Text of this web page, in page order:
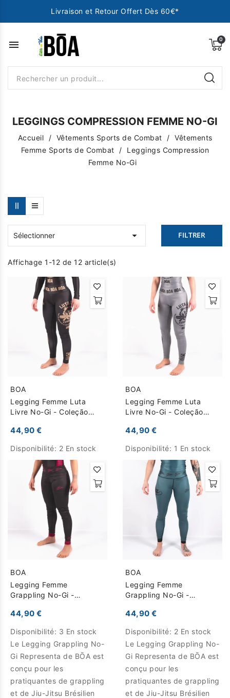
Livraison et Retour Offert Dès 60€*
menu
LEGGINGS COMPRESSION FEMME NO-GI
Accueil Vêtements Sports de Combat
Vêtements
Femme Sports de Combat
Leggings Compression
Femme No-Gi
Sélectionner  FILTRER
Affichage 1-12 de 12 article(s)
BOA
Legging Femme Luta
Livre No-Gi - Coleção
44,90 €
Disponibilité: 2 En stock
BOA
Legging Femme Luta
Livre No-Gi - Coleção
44,90 €
Disponibilité: 1 En stock
BOA
Legging Femme
Grappling No-Gi -
44,90 €
Disponibilité: 3 En stock
Le Legging Grappling No-
Gi Representa de BŌA est
conçu pour les
pratiquantes de grappling
et de Jiu-Jitsu Brésilien
BOA
Legging Femme
Grappling No-Gi -
44,90 €
Disponibilité: 2 En stock
Le Legging Grappling No-
Gi Representa de BŌA est
conçu pour les
pratiquantes de grappling
et de Jiu-Jitsu Brésilien